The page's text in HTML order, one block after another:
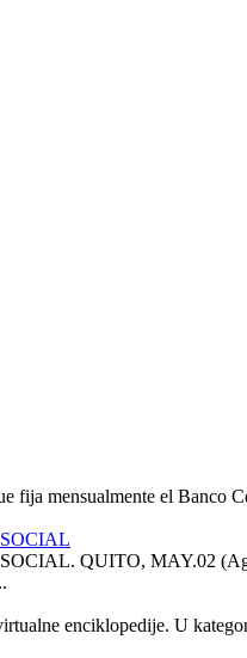
fija mensualmente el Banco
QUITO, MAY.02
enciklopedije. U